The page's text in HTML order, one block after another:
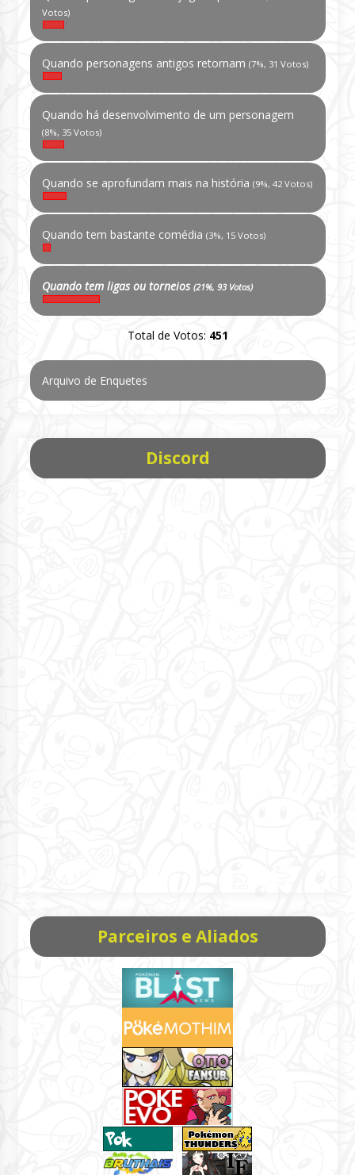
Votos)
Quando personagens antigos retornam (7%, 31 Votos)
Quando há desenvolvimento de um personagem
(8%, 35 Votos)
Quando se aprofundam mais na história (9%, 42 Votos)
Quando tem bastante comédia (3%, 15 Votos)
Quando tem ligas ou torneios (21%, 93 Votos)
Total de Votos: 451
Arquivo de Enquetes
Discord
Parceiros e Aliados